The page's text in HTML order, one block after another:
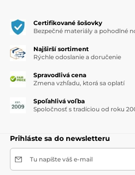
Certifikované šošovky
Bezpečné materiály a pohodlné
Najširší sortiment
Rýchle odoslanie a doručenie
Spravodlivá cena
Zmena vzhľadu, ktorá sa oplatí
Spoľahlivá voľba
Spoločnosť s tradíciou od roku
Prihláste sa do newsletteru
Tu napíšte váš e-mail